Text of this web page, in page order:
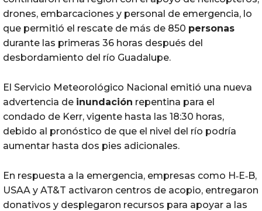
drones, embarcaciones y personal de emergencia, lo
que permitió el rescate de más de 850 personas
durante las primeras 36 horas después del
desbordamiento del río Guadalupe.
El Servicio Meteorológico Nacional emitió una nueva
advertencia de inundación repentina para el
condado de Kerr, vigente hasta las 18:30 horas,
debido al pronóstico de que el nivel del río podría
aumentar hasta dos pies adicionales.
En respuesta a la emergencia, empresas como H‑E‑B,
USAA y AT&T activaron centros de acopio, entregaron
donativos y desplegaron recursos para apoyar a las